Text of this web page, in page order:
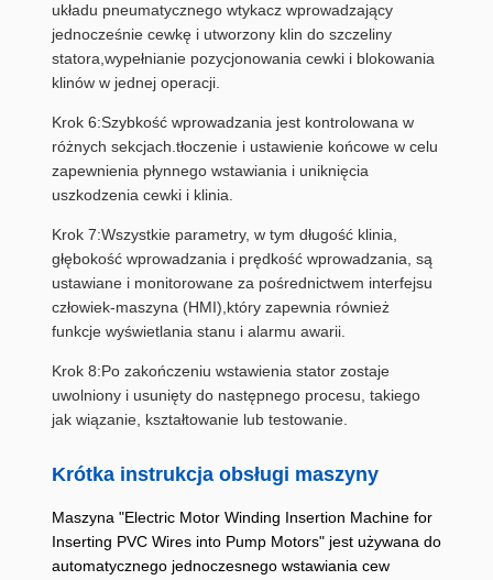
układu pneumatycznego wtykacz wprowadzający
jednocześnie cewkę i utworzony klin do szczeliny
statora,wypełnianie pozycjonowania cewki i blokowania
klinów w jednej operacji.
Krok 6:Szybkość wprowadzania jest kontrolowana w
różnych sekcjach.tłoczenie i ustawienie końcowe w celu
zapewnienia płynnego wstawiania i uniknięcia
uszkodzenia cewki i klinia.
Krok 7:Wszystkie parametry, w tym długość klinia,
głębokość wprowadzania i prędkość wprowadzania, są
ustawiane i monitorowane za pośrednictwem interfejsu
człowiek-maszyna (HMI),który zapewnia również
funkcje wyświetlania stanu i alarmu awarii.
Krok 8:Po zakończeniu wstawienia stator zostaje
uwolniony i usunięty do następnego procesu, takiego
jak wiązanie, kształtowanie lub testowanie.
Krótka instrukcja obsługi maszyny
Maszyna "Electric Motor Winding Insertion Machine for
Inserting PVC Wires into Pump Motors" jest używana do
automatycznego jednoczesnego wstawiania cew